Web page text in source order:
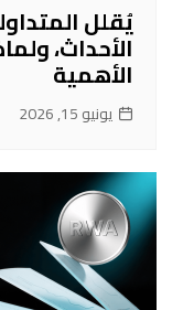
يُقلل
الأحداث،
الأهمية
يونيو 15, 2026